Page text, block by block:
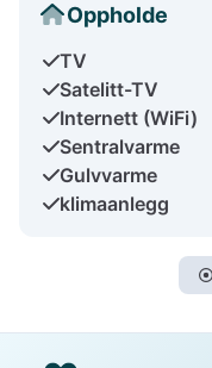
Oppholde
TV
Satelitt-TV
Internett (WiFi)
Sentralvarme
Gulvvarme
klimaanlegg